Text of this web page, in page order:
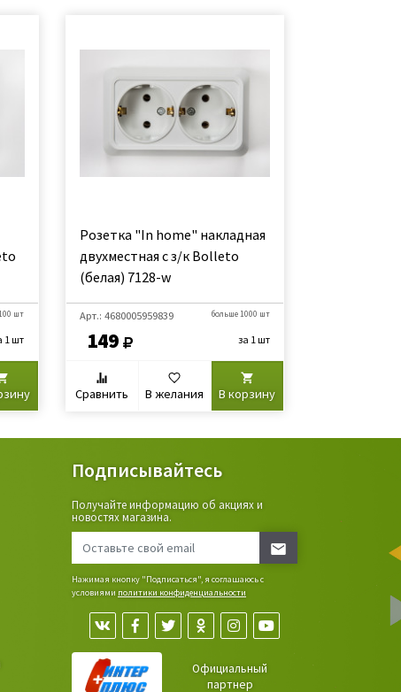
шт
1 шт
Розетка "In home" накладная
двухместная с з/к Bolleto
(белая) 7128-w
Арт.: 4680005959839
149
больше 1000 шт
за 1 шт
Сравнить В желания В корзину
Подписывайтесь
Получайте информацию об акциях и
новостях магазина.
Нажимая кнопку "Подписаться", я соглашаюсь с
условиями политики конфиденциальности
Официальный
партнер